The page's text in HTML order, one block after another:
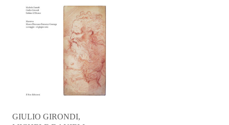
GIULIO GIRONDI,